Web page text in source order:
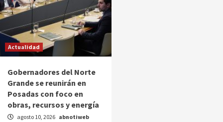
Actualidad
Gobernadores del Norte
Grande se reunirán en
Posadas con foco en
obras, recursos y energía
agosto 10, 2026 abnotiweb